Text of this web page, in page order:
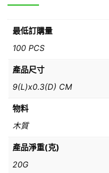
最低訂購量
100 PCS
產品尺寸
9(L)x0.3(D) CM
物料
木質
產品淨重(克)
20G